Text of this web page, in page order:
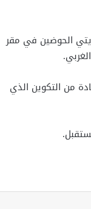
ورشة تكوين لصالح 17 من عمد من ولايتي الحوضين في مقر
من التكوين الذي